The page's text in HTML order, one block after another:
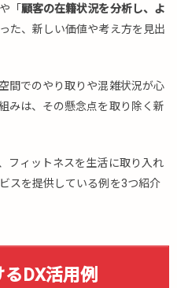
「 顧客の在籍状況を分析し、よ
た、新しい価値や考え方を見出
間でのやり取りや混雑状況が心
みは、その懸念点を取り除く新
フィットネスを生活に取り入れ
スを提供している例を3つ紹介
DX活用例